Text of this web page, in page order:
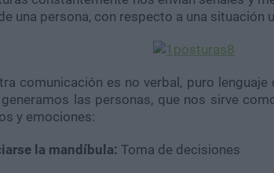
una persona, con respecto a una situación
comunicación es no verbal, puro
las personas, que nos sirve
y emociones:
la mandíbula: Toma de decisiones